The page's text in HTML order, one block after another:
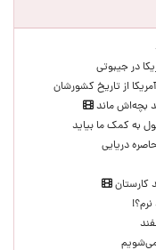
در جیبوتی
بچه‌اش ماند
به کمک ما بیاید
کارستان